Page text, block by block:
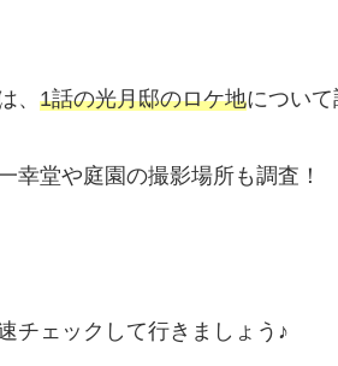
、 1話の光月邸のロケ地につい
幸堂や庭園の撮影場所も調査！
チェックして行きましょう♪